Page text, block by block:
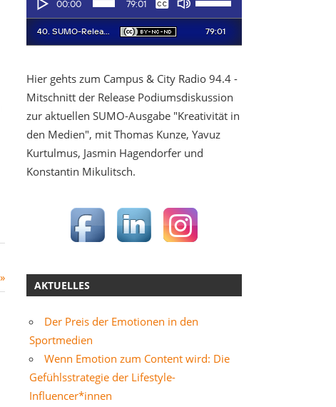
Hier gehts zum Campus & City Radio 94.4 -
Mitschnitt der Release Podiumsdiskussion
zur aktuellen SUMO-Ausgabe "Kreativität in
den Medien", mit Thomas Kunze, Yavuz
Kurtulmus, Jasmin Hagendorfer und
Konstantin Mikulitsch.
AKTUELLES
Der Preis der Emotionen in den
Sportmedien
Wenn Emotion zum Content wird: Die
Gefühlsstrategie der Lifestyle-
Influencer*innen